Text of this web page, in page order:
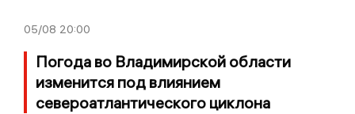
05/08 20:00
Погода во Владимирской области
изменится под влиянием
североатлантического циклона